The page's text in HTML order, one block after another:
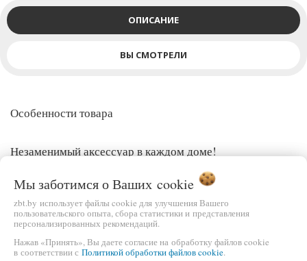
ОПИСАНИЕ
ВЫ СМОТРЕЛИ
Особенности товара
Незаменимый аксессуар в каждом доме!
Специальная насадка для сверления без пыли и грязи
Больше не нужно подстилать газету!
Насадка универсальна, подходит для всех моделей
пылесосов Bosch
Мы заботимся о Ваших cookie
zbt.by использует файлы cookie для улучшения Вашего
пользовательского опыта, сбора статистики и представления
персонализированных рекомендаций.
Нажав «Принять», Вы даете согласие на обработку файлов cookie
в соответствии с Политикой обработки файлов cookie.